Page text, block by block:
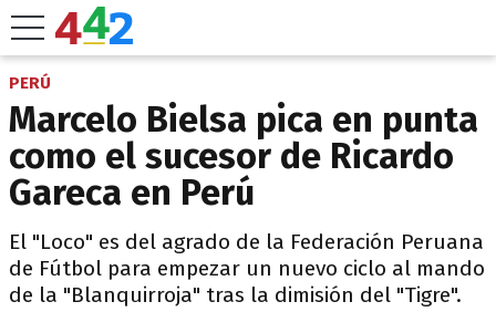
PERÚ
Marcelo Bielsa pica en punta
como el sucesor de Ricardo
Gareca en Perú
El "Loco" es del agrado de la Federación Peruana
de Fútbol para empezar un nuevo ciclo al mando
de la "Blanquirroja" tras la dimisión del "Tigre".